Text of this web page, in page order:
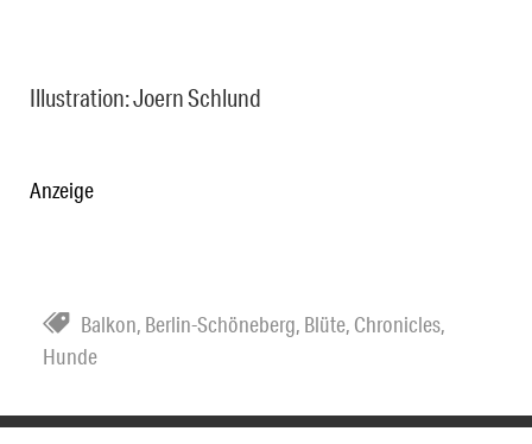
Illustration: Joern Schlund
Anzeige
Balkon, Berlin-Schöneberg, Blüte, Chronicles,
Hunde